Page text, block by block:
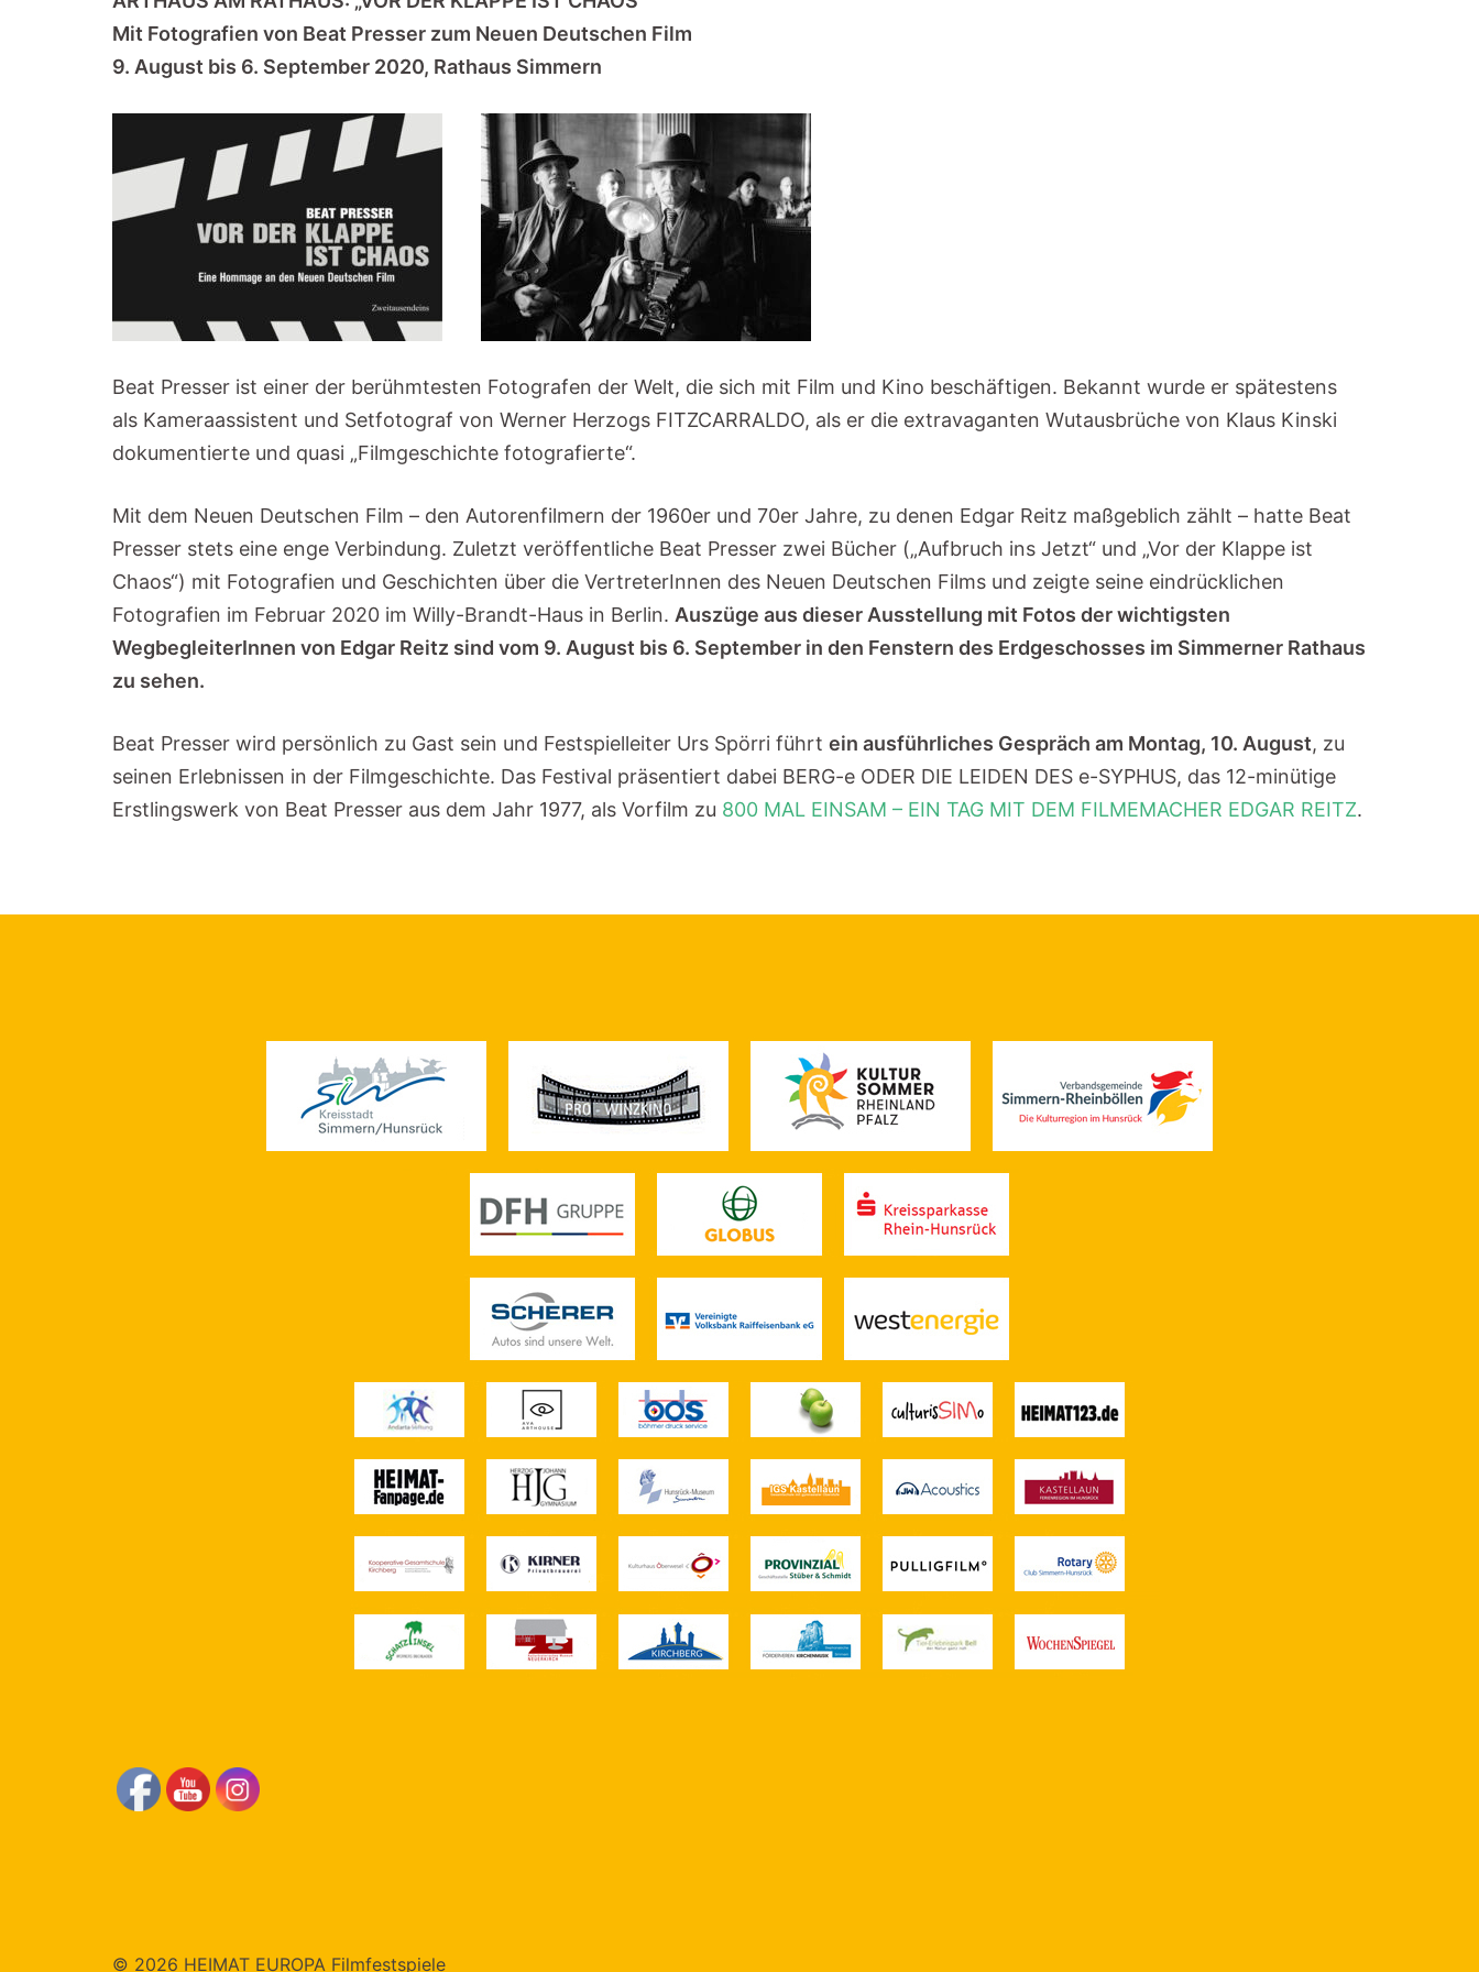
Mit Fotografien von Beat Presser zum Neuen Deutschen Film
9. August bis 6. September 2020, Rathaus Simmern
Beat Presser ist einer der berühmtesten Fotografen der Welt, die sich mit Film und Kino beschäftigen. Bekannt wurde er spätestens
als Kameraassistent und Setfotograf von Werner Herzogs FITZCARRALDO, als er die extravaganten Wutausbrüche von Klaus Kinski
dokumentierte und quasi „Filmgeschichte fotografierte“.
Mit dem Neuen Deutschen Film – den Autorenfilmern der 1960er und 70er Jahre, zu denen Edgar Reitz maßgeblich zählt – hatte Beat
Presser stets eine enge Verbindung. Zuletzt veröffentliche Beat Presser zwei Bücher („Aufbruch ins Jetzt“ und „Vor der Klappe ist
Chaos“) mit Fotografien und Geschichten über die VertreterInnen des Neuen Deutschen Films und zeigte seine eindrücklichen
Fotografien im Februar 2020 im Willy-Brandt-Haus in Berlin. Auszüge aus dieser Ausstellung mit Fotos der wichtigsten
WegbegleiterInnen von Edgar Reitz sind vom 9. August bis 6. September in den Fenstern des Erdgeschosses im Simmerner Rathaus
zu sehen.
Beat Presser wird persönlich zu Gast sein und Festspielleiter Urs Spörri führt ein ausführliches Gespräch am Montag, 10. August, zu
seinen Erlebnissen in der Filmgeschichte. Das Festival präsentiert dabei BERG-e ODER DIE LEIDEN DES e-SYPHUS, das 12-minütige
Erstlingswerk von Beat Presser aus dem Jahr 1977, als Vorfilm zu 800 MAL EINSAM – EIN TAG MIT DEM FILMEMACHER EDGAR REITZ.
© 2026 HEIMAT EUROPA Filmfestspiele